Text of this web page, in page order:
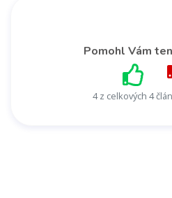
Pomohl Vám
4 z celkových 4